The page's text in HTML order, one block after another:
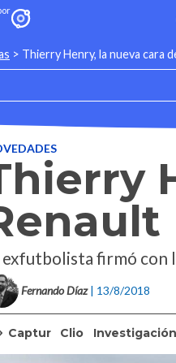
> Thierry Henry, la nueva cara
exfutbolista firmó con
Fernando Díaz | 13/8/2018
Captur Clio Investigación